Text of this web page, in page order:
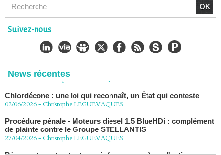
Suivez-nous
News récentes
Chlordécone : un non-lieu confirmé, la bataille se déplace
vers la Cour de cassation
30/06/2026 -Christophe LEGUEVAQUES
CHLORDÉCONE Déclaration de Me Christophe
LÈGUEVAQUES (CLE), avocat de parties civiles, après la
décision de confirmation du non-lieu
22/06/2026 -Christophe LEGUEVAQUES
02/06/2026 -Christophe LEGUEVAQUES
de plainte contre le Groupe STELLANTIS
27/04/2026 -Christophe LEGUEVAQUES